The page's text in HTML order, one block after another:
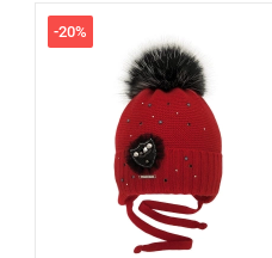
-20%